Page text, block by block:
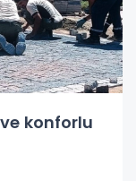
konforlu